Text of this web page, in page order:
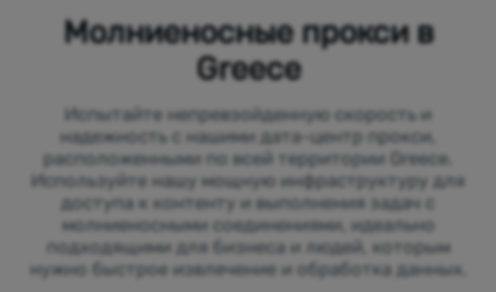
Молниеносные прокси в
Greece
Испытайте непревзойденную скорость и
надежность с нашими дата-центр прокси,
расположенными по всей территории Greece.
Используйте нашу мощную инфраструктуру для
доступа к контенту и выполнения задач с
молниеносными соединениями, идеально
подходящими для бизнеса и людей, которым
нужно быстрое извлечение и обработка данных.